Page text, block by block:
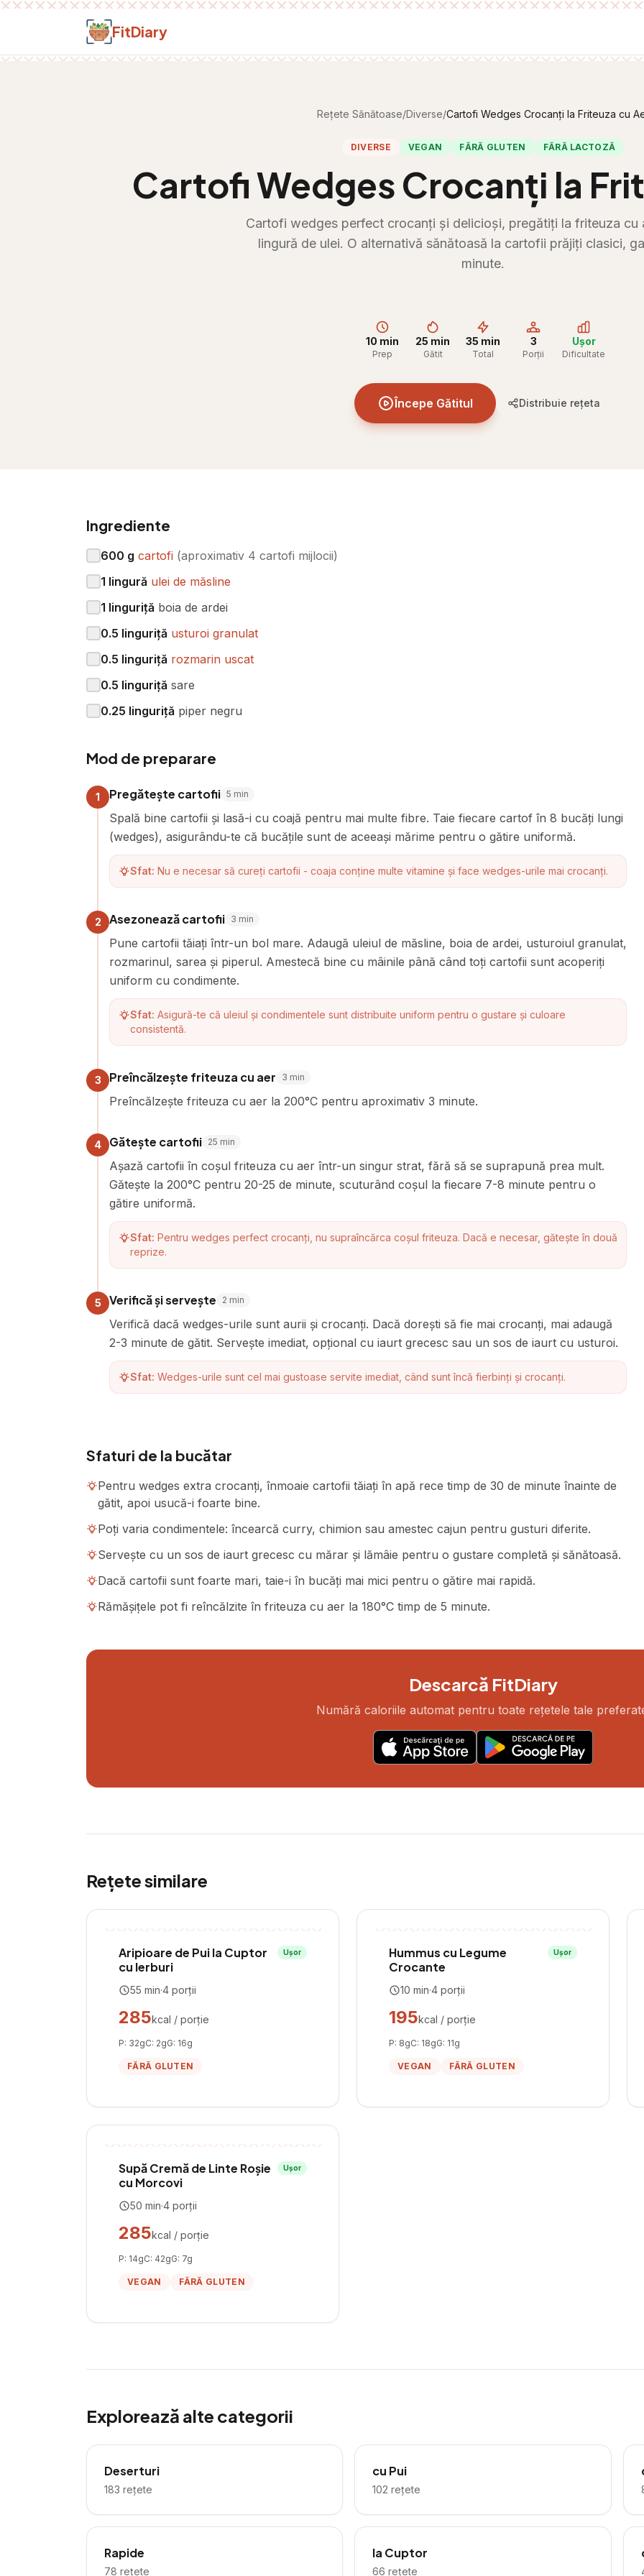
Salt la conținut
FitDiary
Rețete Sănătoase/Diverse/Cartofi Wedges Crocanți la Friteuza cu
DIVERSE VEGAN FĂRĂ GLUTEN FĂRĂ LACTOZĂ
Cartofi Wedges Crocanți la
Cartofi wedges perfect crocanți și delicioși, pregătiți la friteuza cu
lingură de ulei. O alternativă sănătoasă la cartofii prăjiți clasici,
minute.
10 min
Prep
25 min
Gătit
35 min
Total
3
Porții
Ușor
Dificultate
Începe Gătitul Distribuie rețeta
Ingrediente
600 g cartofi (aproximativ 4 cartofi mijlocii)
1 lingură ulei de măsline
1 linguriță boia de ardei
0.5 linguriță usturoi granulat
0.5 linguriță rozmarin uscat
0.5 linguriță sare
0.25 linguriță piper negru
Mod de preparare
1 Pregătește cartofii 5 min
Spală bine cartofii și lasă-i cu coajă pentru mai multe fibre. Taie fiecare cartof în 8 bucăți lungi
(wedges), asigurându-te că bucățile sunt de aceeași mărime pentru o gătire uniformă.
Sfat: Nu e necesar să cureți cartofii - coaja conține multe vitamine și face wedges-urile mai crocanți.
2 Asezonează cartofii 3 min
Pune cartofii tăiați într-un bol mare. Adaugă uleiul de măsline, boia de ardei, usturoiul granulat,
rozmarinul, sarea și piperul. Amestecă bine cu mâinile până când toți cartofii sunt acoperiți
uniform cu condimente.
Sfat: Asigură-te că uleiul și condimentele sunt distribuite uniform pentru o gustare și culoare
consistentă.
3 Preîncălzește friteuza cu aer 3 min
Preîncălzește friteuza cu aer la 200°C pentru aproximativ 3 minute.
4 Gătește cartofii 25 min
Așază cartofii în coșul friteuza cu aer într-un singur strat, fără să se suprapună prea mult.
Gătește la 200°C pentru 20-25 de minute, scuturând coșul la fiecare 7-8 minute pentru o
gătire uniformă.
Sfat: Pentru wedges perfect crocanți, nu supraîncărca coșul friteuza. Dacă e necesar, gătește în două
reprize.
5 Verifică și servește 2 min
Verifică dacă wedges-urile sunt aurii și crocanți. Dacă dorești să fie mai crocanți, mai adaugă
2-3 minute de gătit. Servește imediat, opțional cu iaurt grecesc sau un sos de iaurt cu usturoi.
Sfat: Wedges-urile sunt cel mai gustoase servite imediat, când sunt încă fierbinți și crocanți.
Sfaturi de la bucătar
Pentru wedges extra crocanți, înmoaie cartofii tăiați în apă rece timp de 30 de minute înainte de
gătit, apoi usucă-i foarte bine.
Poți varia condimentele: încearcă curry, chimion sau amestec cajun pentru gusturi diferite.
Servește cu un sos de iaurt grecesc cu mărar și lămâie pentru o gustare completă și sănătoasă.
Dacă cartofii sunt foarte mari, taie-i în bucăți mai mici pentru o gătire mai rapidă.
Rămășițele pot fi reîncălzite în friteuza cu aer la 180°C timp de 5 minute.
Descarcă FitDiary
Numără caloriile automat pentru toate rețetele tale
Rețete similare
Aripioare de Pui la Cuptor
cu Ierburi
Ușor
55 min·4 porții
285kcal / porție
P: 32gC: 2gG: 16g
FĂRĂ GLUTEN
Hummus cu Legume
Crocante
Ușor
10 min·4 porții
195kcal / porție
P: 8gC: 18gG: 11g
VEGAN FĂRĂ GLUTEN
Supă Cremă de Linte Roșie
cu Morcovi
Ușor
50 min·4 porții
285kcal / porție
P: 14gC: 42gG: 7g
VEGAN FĂRĂ GLUTEN
Explorează alte categorii
Deserturi
183 rețete
cu Pui
102 rețete
Rapide
78 rețete
la Cuptor
66 rețete